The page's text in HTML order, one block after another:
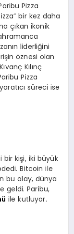
Pizza
bir kez daha
çıkan ikonik
liderliğini
öznesi olan
Kılınç
Pizza
süreci ise
bir kişi, iki büyük
Bitcoin ile
bu olay, dünya
geldi. Paribu,
ile kutluyor.